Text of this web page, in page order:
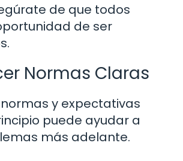
de que todos
de ser
Normas Claras
y expectativas
puede ayudar a
más adelante.